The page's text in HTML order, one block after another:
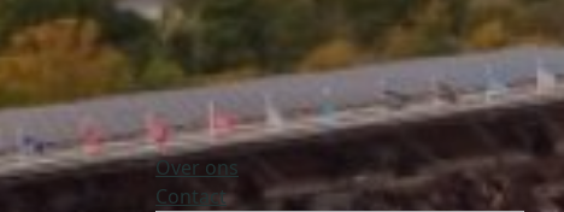
Over ons
Contact